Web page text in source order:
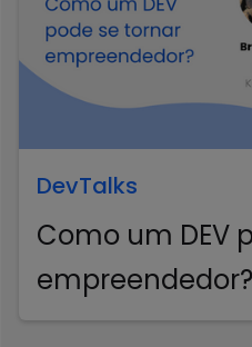
DevTalks
Como um DEV
empreendedor?